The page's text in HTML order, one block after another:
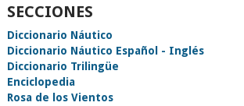
SECCIONES
Diccionario Náutico
Diccionario Náutico Español - Inglés
Diccionario Trilingüe
Enciclopedia
Rosa de los Vientos